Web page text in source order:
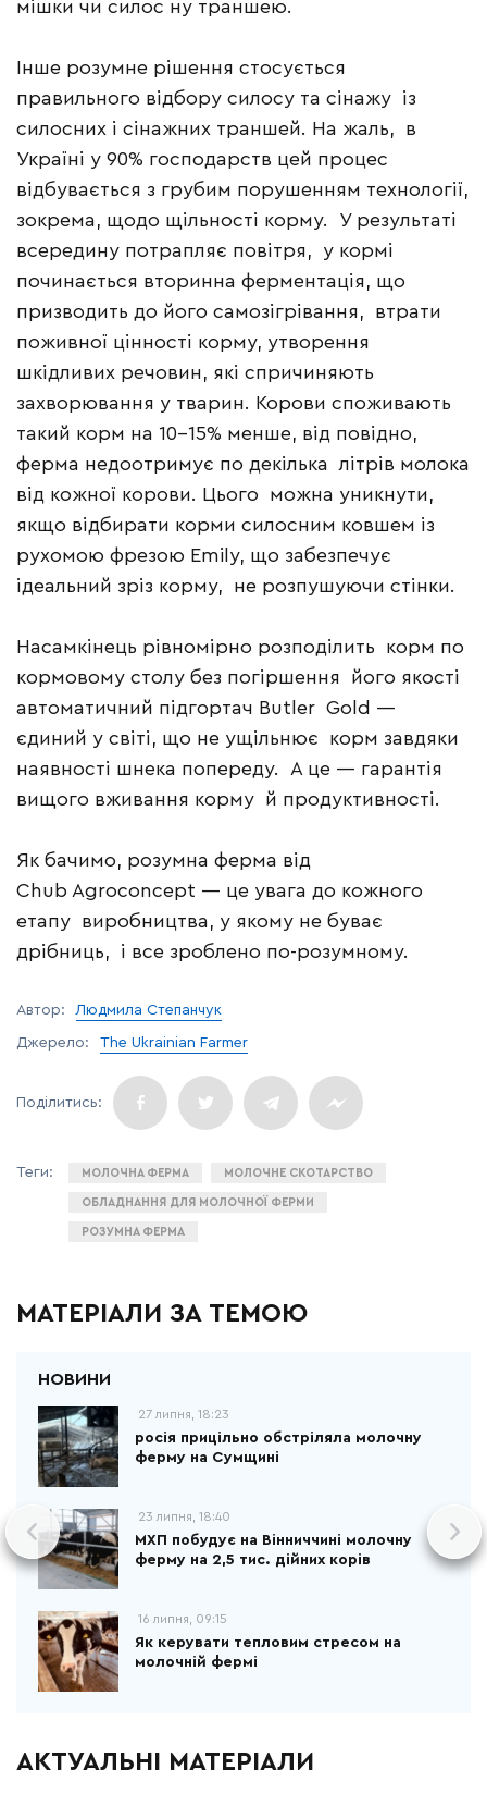
мішки чи силос ну траншею.
Інше розумне рішення стосується
правильного відбору силосу та сінажу із
силосних і сінажних траншей. На жаль, в
Україні у 90% господарств цей процес
відбувається з грубим порушенням технології,
зокрема, щодо щільності корму. У результаті
всередину потрапляє повітря, у кормі
починається вторинна ферментація, що
призводить до його самозігрівання, втрати
поживної цінності корму, утворення
шкідливих речовин, які спричиняють
захворювання у тварин. Корови споживають
такий корм на 10–15% менше, від повідно,
ферма недоотримує по декілька літрів молока
від кожної корови. Цього можна уникнути,
якщо відбирати корми силосним ковшем із
рухомою фрезою Emily, що забезпечує
ідеальний зріз корму, не розпушуючи стінки.
Насамкінець рівномірно розподілить корм по
кормовому столу без погіршення його якості
автоматичний підгортач Butler Gold —
єдиний у світі, що не ущільнює корм завдяки
наявності шнека попереду. А це — гарантія
вищого вживання корму й продуктивності.
Як бачимо, розумна ферма від
Chub Agroconcept — це увага до кожного
етапу виробництва, у якому не буває
дрібниць, і все зроблено по-розумному.
Автор: Людмила Степанчук
Джерело: The Ukrainian Farmer
МОЛОЧНА ФЕРМА МОЛОЧНЕ СКОТАРСТВО
ОБЛАДНАННЯ ДЛЯ МОЛОЧНОЇ ФЕРМИ
РОЗУМНА ФЕРМА
МАТЕРІАЛИ ЗА ТЕМОЮ
27 липня, 18:23
росія прицільно обстріляла молочну
ферму на Сумщині
23 липня, 18:40
МХП побудує на Вінниччині молочну
ферму на 2,5 тис. дійних корів
16 липня, 09:15
Як керувати тепловим стресом на
молочній фермі
АКТУАЛЬНІ МАТЕРІАЛИ